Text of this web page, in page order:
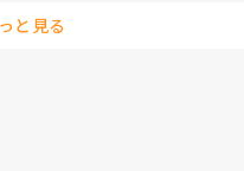
すか？
モヤしますよね。
と見る